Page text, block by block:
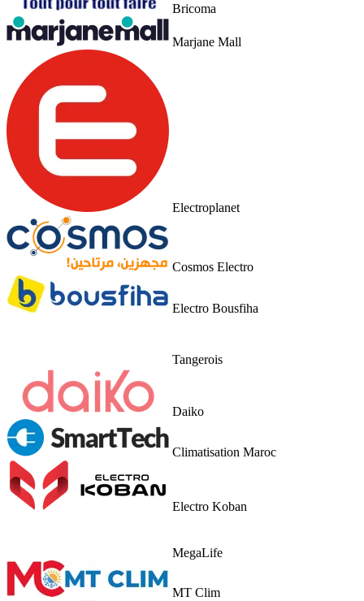
Bricoma
Marjane Mall
Electroplanet
Cosmos Electro
Electro Bousfiha
Tangerois
Daiko
Climatisation Maroc
Electro Koban
MegaLife
MT Clim